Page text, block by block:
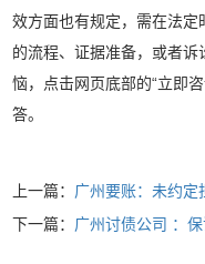
效方面也有规定，需在法
的流程、证据准备，或者
恼，点击网页底部的“立即
答。
上一篇： 广州要账：未约定
下一篇： 广州讨债公司 ：